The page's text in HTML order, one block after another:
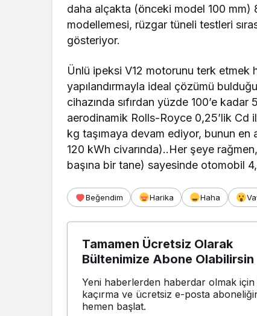
daha alçakta (önceki model 100 mm)
modellemesi, rüzgar tüneli testleri
gösteriyor.
Ünlü ipeksi V12 motorunu terk etmek
yapılandırmayla ideal çözümü
cihazında sıfırdan yüzde 100’e
aerodinamik Rolls-Royce 0,25’lik Cd
kg taşımaya devam ediyor, bunun
120 kWh civarında)..Her şeye
başına bir tane) sayesinde otomobil
Beğendim Harika Haha
Tamamen Ücretsiz Olarak
Bültenimize Abone Olabilirsin
Yeni haberlerden haberdar olmak için
kaçırma ve ücretsiz e-posta
hemen başlat.